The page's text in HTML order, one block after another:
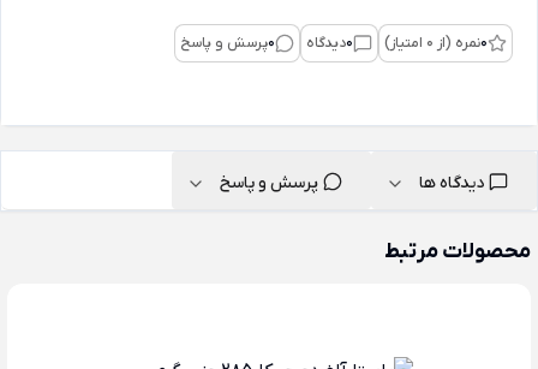
0نمره (از 0 امتیاز) 0دیدگاه 0پرسش و پاسخ
دیدگاه ها پرسش و پاسخ
محصولات مرتبط